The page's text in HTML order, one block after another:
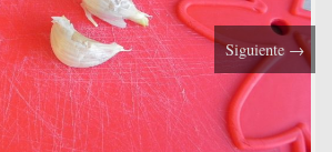
Siguiente →